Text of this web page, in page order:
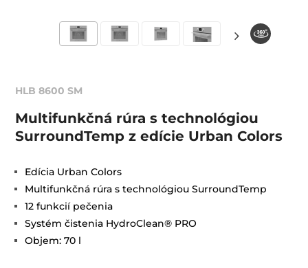
HLB 8600 SM
Multifunkčná rúra s technológiou
SurroundTemp z edície Urban Colors
Edícia Urban Colors
Multifunkčná rúra s technológiou SurroundTemp
12 funkcií pečenia
Systém čistenia HydroClean® PRO
Objem: 70 l